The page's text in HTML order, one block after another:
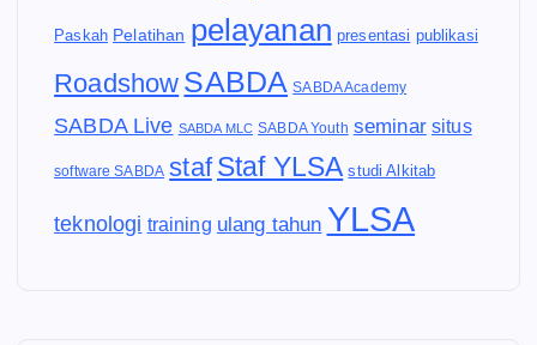
Paskah Pelatihan pelayanan presentasi publikasi
Roadshow SABDA SABDA Academy
SABDA Live SABDA MLC SABDA Youth seminar situs
software SABDA staf Staf YLSA studi Alkitab
teknologi training ulang tahun YLSA